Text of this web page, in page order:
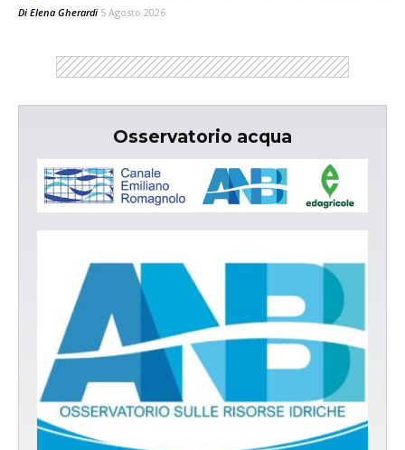
Di Elena Gherardi 5 Agosto 2026
Osservatorio acqua